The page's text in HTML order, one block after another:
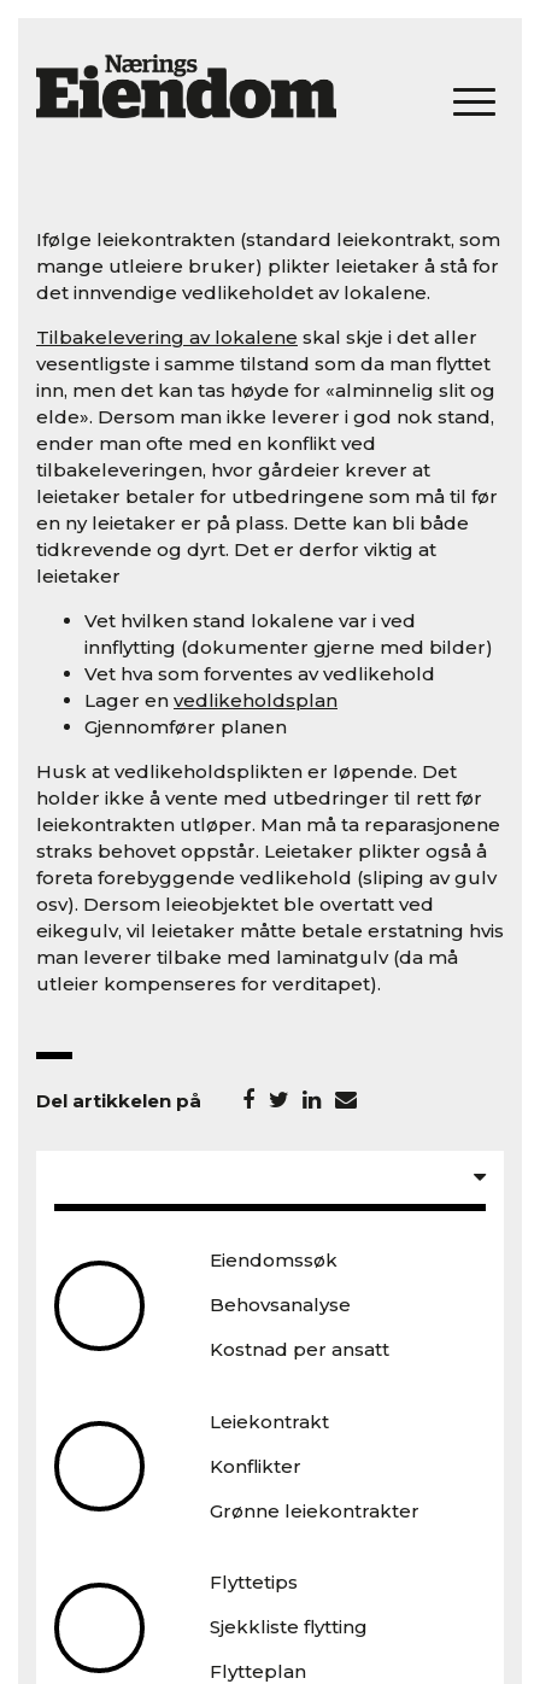
Ifølge leiekontrakten (standard leiekontrakt, som
mange utleiere bruker) plikter leietaker å stå for
det innvendige vedlikeholdet av lokalene.
Tilbakelevering av lokalene skal skje i det aller
vesentligste i samme tilstand som da man flyttet
inn, men det kan tas høyde for «alminnelig slit og
elde». Dersom man ikke leverer i god nok stand,
ender man ofte med en konflikt ved
tilbakeleveringen, hvor gårdeier krever at
leietaker betaler for utbedringene som må til før
en ny leietaker er på plass. Dette kan bli både
tidkrevende og dyrt. Det er derfor viktig at
leietaker
Vet hvilken stand lokalene var i ved
innflytting (dokumenter gjerne med bilder)
Vet hva som forventes av vedlikehold
Lager en vedlikeholdsplan
Gjennomfører planen
Husk at vedlikeholdsplikten er løpende. Det
holder ikke å vente med utbedringer til rett før
leiekontrakten utløper. Man må ta reparasjonene
straks behovet oppstår. Leietaker plikter også å
foreta forebyggende vedlikehold (sliping av gulv
osv). Dersom leieobjektet ble overtatt ved
eikegulv, vil leietaker måtte betale erstatning hvis
man leverer tilbake med laminatgulv (da må
utleier kompenseres for verditapet).
Del artikkelen på
Eiendomssøk
Behovsanalyse
Kostnad per ansatt
Leiekontrakt
Konflikter
Grønne leiekontrakter
Flyttetips
Sjekkliste flytting
Flytteplan